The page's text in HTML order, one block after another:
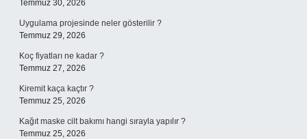
Temmuz 30, 2026
Uygulama projesinde neler gösterilir ?
Temmuz 29, 2026
Koç fiyatları ne kadar ?
Temmuz 27, 2026
Kiremit kaça kaçtır ?
Temmuz 25, 2026
Kağıt maske cilt bakımı hangi sırayla yapılır ?
Temmuz 25, 2026